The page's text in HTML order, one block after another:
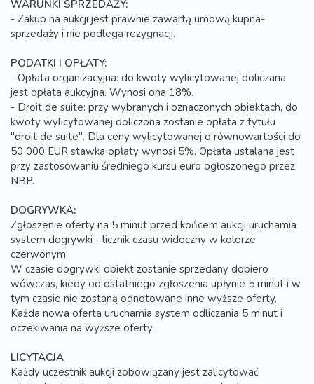
WARUNKI SPRZEDAŻY:
- Zakup na aukcji jest prawnie zawartą umową kupna-
sprzedaży i nie podlega rezygnacji.
PODATKI I OPŁATY:
- Opłata organizacyjna: do kwoty wylicytowanej doliczana
jest opłata aukcyjna. Wynosi ona 18%.
- Droit de suite: przy wybranych i oznaczonych obiektach, do
kwoty wylicytowanej doliczona zostanie opłata z tytułu
"droit de suite". Dla ceny wylicytowanej o równowartości do
50 000 EUR stawka opłaty wynosi 5%. Opłata ustalana jest
przy zastosowaniu średniego kursu euro ogłoszonego przez
NBP.
DOGRYWKA:
Zgłoszenie oferty na 5 minut przed końcem aukcji uruchamia
system dogrywki - licznik czasu widoczny w kolorze
czerwonym.
W czasie dogrywki obiekt zostanie sprzedany dopiero
wówczas, kiedy od ostatniego zgłoszenia upłynie 5 minut i w
tym czasie nie zostaną odnotowane inne wyższe oferty.
Każda nowa oferta uruchamia system odliczania 5 minut i
oczekiwania na wyższe oferty.
LICYTACJA
Każdy uczestnik aukcji zobowiązany jest zalicytować